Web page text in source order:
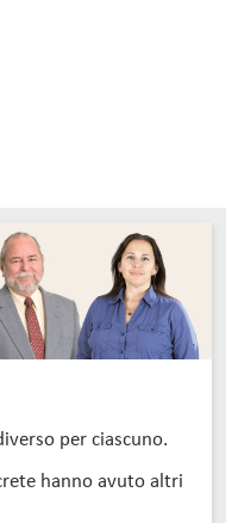
per ciascuno.
hanno avuto altri